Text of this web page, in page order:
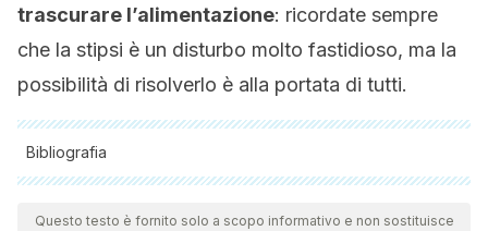
trascurare l’alimentazione: ricordate sempre
che la stipsi è un disturbo molto fastidioso, ma la
possibilità di risolverlo è alla portata di tutti.
Bibliografia
Tutte le fonti citate sono state esaminate a fondo dal nostro
team per garantirne la qualità, l'affidabilità, l'attualità e la
Questo testo è fornito solo a scopo informativo e non sostituisce